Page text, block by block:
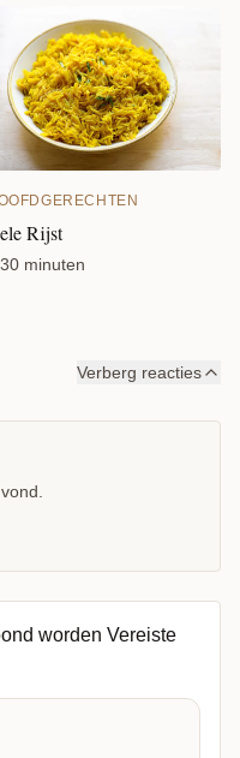
Rijst
30 minuten
Verberg reacties
worden Vereiste